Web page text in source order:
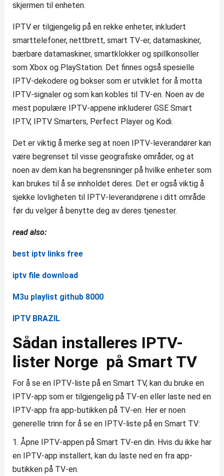
skjermen til enheten.
IPTV er tilgjengelig på en rekke enheter, inkludert
smarttelefoner, nettbrett, smart TV-er, datamaskiner,
bærbare datamaskiner, smartklokker og spillkonsoller
som Xbox og PlayStation. Det finnes også spesielle
IPTV-dekodere og bokser som er utviklet for å motta
IPTV-signaler og som kan kobles til TV-en. Noen av de
mest populære IPTV-appene inkluderer GSE Smart
IPTV, IPTV Smarters, Perfect Player og Kodi.
Det er viktig å merke seg at noen IPTV-leverandører kan
være begrenset til visse geografiske områder, og at
noen av dem kan ha begrensninger på hvilke enheter som
kan brukes til å se innholdet deres. Det er også viktig å
sjekke lovligheten til IPTV-leverandørene i ditt område
før du velger å benytte deg av deres tjenester.
read also:
best iptv links free
iptv file download
M3u playlist github 8000
IPTV BRAZIL
Sådan installeres IPTV-
lister Norge på Smart TV
For å se en IPTV-liste på en Smart TV, kan du bruke en
IPTV-app som er tilgjengelig på TV-en eller laste ned en
IPTV-app fra app-butikken på TV-en. Her er noen
generelle trinn for å se en IPTV-liste på en Smart TV:
1. Åpne IPTV-appen på Smart TV-en din. Hvis du ikke har
en IPTV-app installert, kan du laste ned en fra app-
butikken på TV-en.